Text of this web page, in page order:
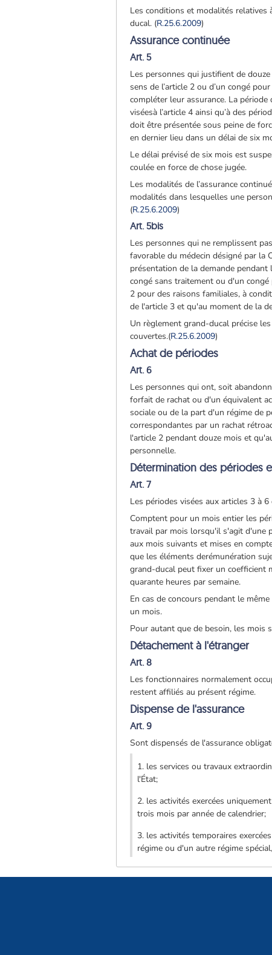
Les conditions et modalités relatives
ducal. (R.25.6.2009)
Assurance continuée
Art. 5
Les personnes qui justifient de
sens de l’article 2 ou d’un congé
compléter leur assurance. La
viséesà l’article 4 ainsi qu’à des
doit être présentée sous peine de
en dernier lieu dans un délai de six
Le délai prévisé de six mois est
coulée en force de chose jugée.
Les modalités de l’assurance
modalités dans lesquelles une
(R.25.6.2009)
Art. 5bis
Les personnes qui ne remplissent
favorable du médecin désigné par la
présentation de la demande
congé sans traitement ou d'un
2 pour des raisons familiales, à
de l'article 3 et qu'au moment de la
Un règlement grand-ducal précise
couvertes.(R.25.6.2009)
Achat de périodes
Art. 6
Les personnes qui ont, soit
forfait de rachat ou d'un équivalent
sociale ou de la part d'un régime de
correspondantes par un rachat
l'article 2 pendant douze mois et
personnelle.
Détermination des périodes
Art. 7
Les périodes visées aux articles 3 à
Comptent pour un mois entier les
travail par mois lorsqu'il s'agit d'une
aux mois suivants et mises en
que les éléments derémunération
grand-ducal peut fixer un coefficient
quarante heures par semaine.
En cas de concours pendant le
un mois.
Pour autant que de besoin, les mois
Détachement à l'étranger
Art. 8
Les fonctionnaires normalement
restent affiliés au présent régime.
Dispense de l'assurance
Art. 9
Sont dispensés de l'assurance
1. les services ou travaux
l'État;
2. les activités exercées
trois mois par année de calendrier;
3. les activités temporaires
régime ou d'un autre régime